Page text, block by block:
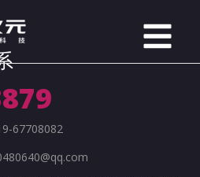
67708082